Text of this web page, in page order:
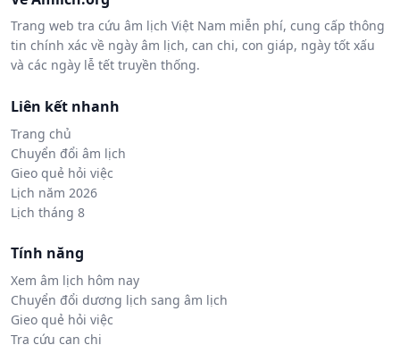
Trang web tra cứu âm lịch Việt Nam miễn phí, cung cấp thông
tin chính xác về ngày âm lịch, can chi, con giáp, ngày tốt xấu
và các ngày lễ tết truyền thống.
Liên kết nhanh
Trang chủ
Chuyển đổi âm lịch
Gieo quẻ hỏi việc
Lịch năm 2026
Lịch tháng 8
Tính năng
Xem âm lịch hôm nay
Chuyển đổi dương lịch sang âm lịch
Gieo quẻ hỏi việc
Tra cứu can chi